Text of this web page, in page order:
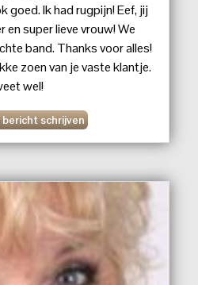
goed. Ik had rugpijn! Eef, jij
super lieve vrouw! We
band. Thanks voor alles!
zoen van je vaste klantje.
wel!
schrijven